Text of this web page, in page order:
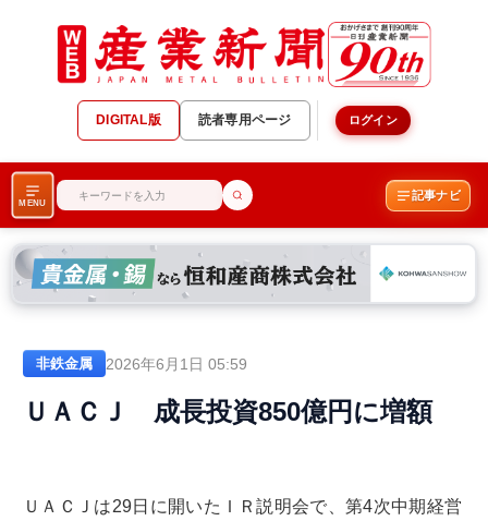
DIGITAL版 読者専用ページ ログイン
MENU
記事ナビ
非鉄金属 2026年6月1日 05:59
ＵＡＣＪ 成長投資850億円に増額
ＵＡＣＪは29日に開いたＩＲ説明会で、第4次中期経営